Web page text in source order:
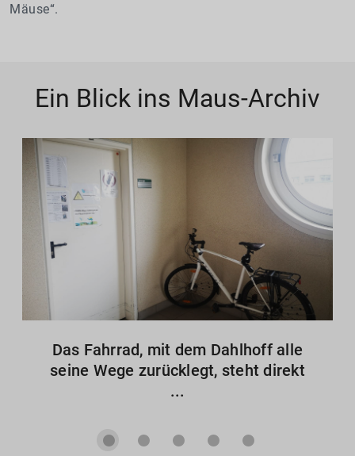
Mäuse“.
Ein Blick ins Maus-Archiv
Das Fahrrad, mit dem Dahlhoff alle
seine Wege zurücklegt, steht direkt
...